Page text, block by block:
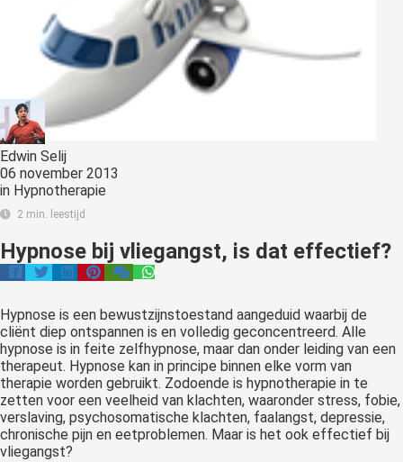
Edwin Selij
06 november 2013
in Hypnotherapie
2 min. leestijd
Hypnose bij vliegangst, is dat effectief?
Hypnose is een bewustzijnstoestand aangeduid waarbij de
cliënt diep ontspannen is en volledig geconcentreerd. Alle
hypnose is in feite zelfhypnose, maar dan onder leiding van een
therapeut. Hypnose kan in principe binnen elke vorm van
therapie worden gebruikt. Zodoende is hypnotherapie in te
zetten voor een veelheid van klachten, waaronder stress, fobie,
verslaving, psychosomatische klachten, faalangst, depressie,
chronische pijn en eetproblemen. Maar is het ook effectief bij
vliegangst?